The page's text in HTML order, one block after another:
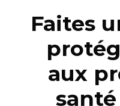
Faites
aux